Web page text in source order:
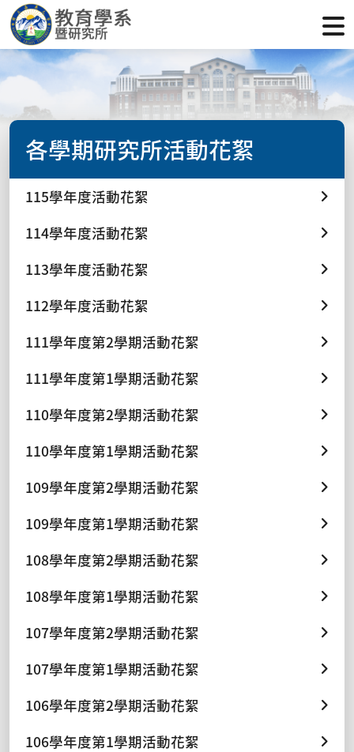
各學期研究所活動花絮
115學年度活動花絮
114學年度活動花絮
113學年度活動花絮
112學年度活動花絮
111學年度第2學期活動花絮
111學年度第1學期活動花絮
110學年度第2學期活動花絮
110學年度第1學期活動花絮
109學年度第2學期活動花絮
109學年度第1學期活動花絮
108學年度第2學期活動花絮
108學年度第1學期活動花絮
107學年度第2學期活動花絮
107學年度第1學期活動花絮
106學年度第2學期活動花絮
106學年度第1學期活動花絮